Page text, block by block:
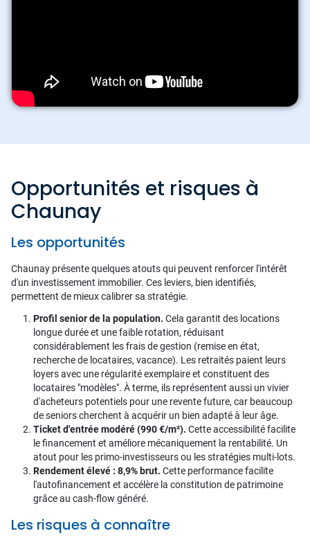
Opportunités et risques à
Chaunay
Les opportunités
Chaunay présente quelques atouts qui peuvent renforcer l'intérêt
d'un investissement immobilier. Ces leviers, bien identifiés,
permettent de mieux calibrer sa stratégie.
Profil senior de la population. Cela garantit des locations
longue durée et une faible rotation, réduisant
considérablement les frais de gestion (remise en état,
recherche de locataires, vacance). Les retraités paient leurs
loyers avec une régularité exemplaire et constituent des
locataires "modèles". À terme, ils représentent aussi un vivier
d'acheteurs potentiels pour une revente future, car beaucoup
de seniors cherchent à acquérir un bien adapté à leur âge.
Ticket d'entrée modéré (990 €/m²). Cette accessibilité facilite
le financement et améliore mécaniquement la rentabilité. Un
atout pour les primo-investisseurs ou les stratégies multi-lots.
Rendement élevé : 8,9% brut. Cette performance facilite
l'autofinancement et accélère la constitution de patrimoine
grâce au cash-flow généré.
Les risques à connaître